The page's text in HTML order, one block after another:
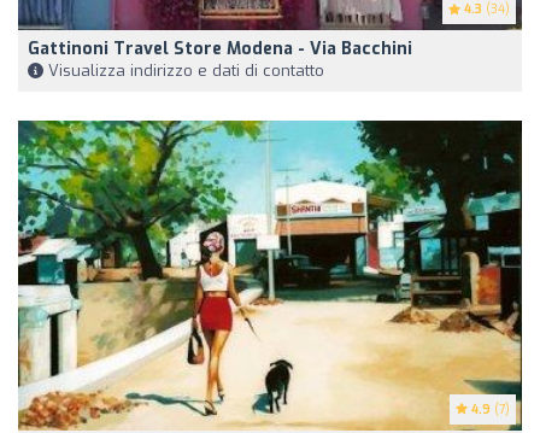
4.3 (34)
Gattinoni Travel Store Modena - Via Bacchini
Visualizza indirizzo e dati di contatto
4.9 (7)